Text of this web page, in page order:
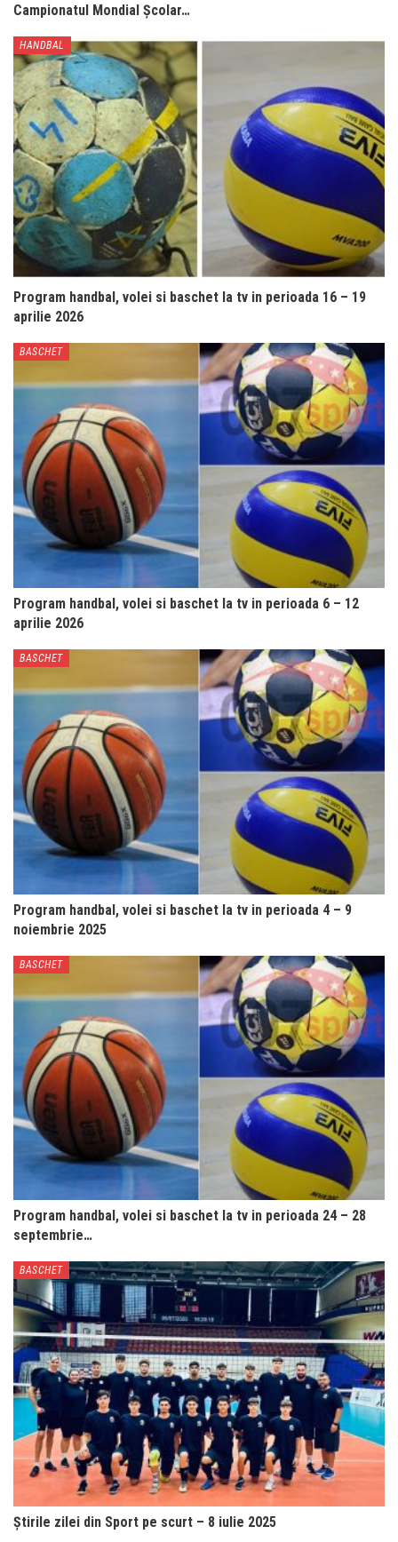
Campionatul Mondial Școlar…
HANDBAL
Program handbal, volei si baschet la tv in perioada 16 – 19
aprilie 2026
BASCHET
Program handbal, volei si baschet la tv in perioada 6 – 12
aprilie 2026
BASCHET
Program handbal, volei si baschet la tv in perioada 4 – 9
noiembrie 2025
BASCHET
Program handbal, volei si baschet la tv in perioada 24 – 28
septembrie…
BASCHET
Știrile zilei din Sport pe scurt – 8 iulie 2025